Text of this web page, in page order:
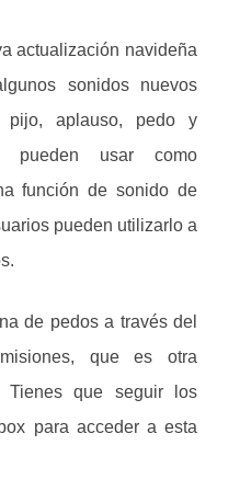
actualización navideña
sonidos nuevos
pijo, aplauso, pedo y
usar como
función de sonido de
pueden utilizarlo a
de pedos a través del
que es otra
Tienes que seguir los
para acceder a esta